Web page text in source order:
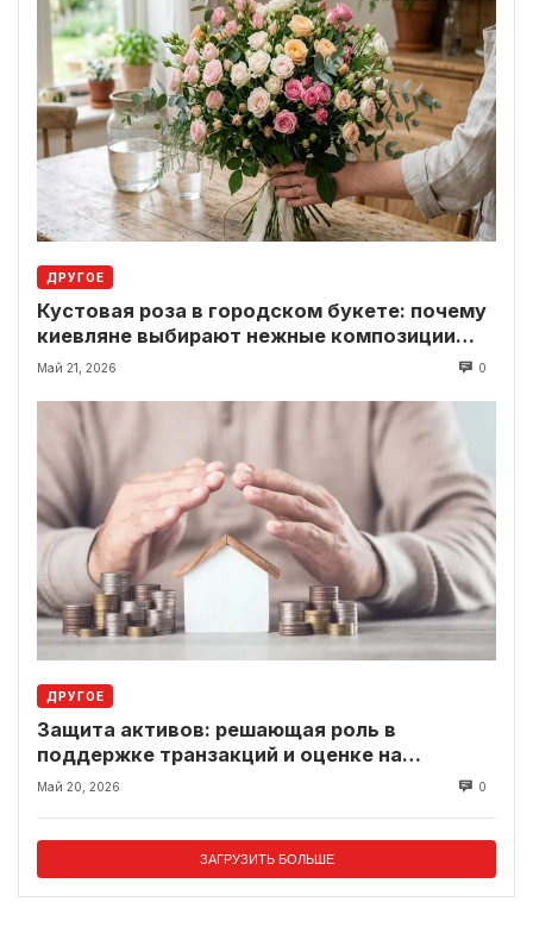
ДРУГОЕ
Кустовая роза в городском букете: почему
киевляне выбирают нежные композиции
вместо классики
Май 21, 2026 0
ДРУГОЕ
Защита активов: решающая роль в
поддержке транзакций и оценке на
современном рынке
Май 20, 2026 0
ЗАГРУЗИТЬ БОЛЬШЕ